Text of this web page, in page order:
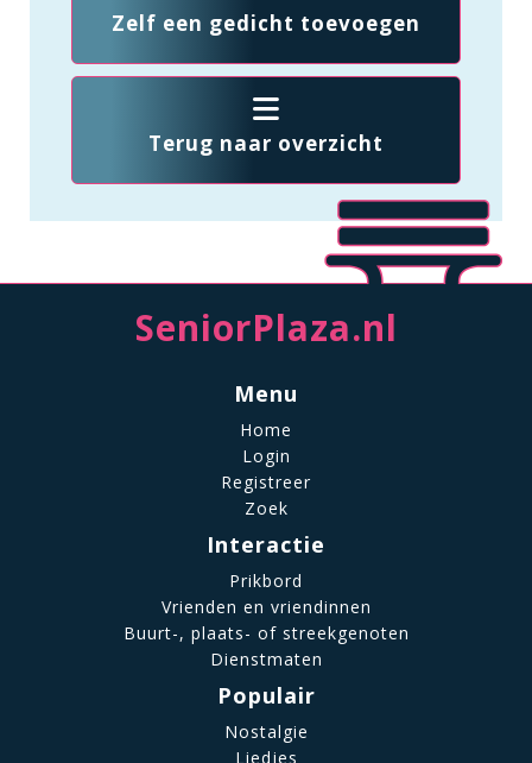
Zelf een gedicht toevoegen
Terug naar overzicht
SeniorPlaza.nl
Menu
Home
Login
Registreer
Zoek
Interactie
Prikbord
Vrienden en vriendinnen
Buurt-, plaats- of streekgenoten
Dienstmaten
Populair
Nostalgie
Liedjes